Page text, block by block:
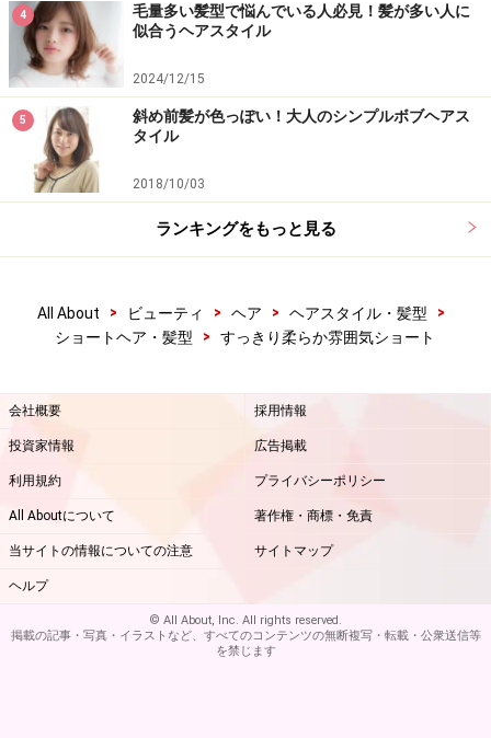
4
毛量多い髪型で悩んでいる人必見！髪が多い人に
似合うヘアスタイル
2024/12/15
5
斜め前髪が色っぽい！大人のシンプルボブヘアス
タイル
2018/10/03
ランキングをもっと見る
All About > ビューティ > ヘア > ヘアスタイル・髪型
>
ショートヘア・髪型
> すっきり柔らか雰囲気ショート
会社概要 採用情報
投資家情報 広告掲載
利用規約 プライバシーポリシー
All Aboutについて 著作権・商標・免責
当サイトの情報についての注意 サイトマップ
ヘルプ
© All About, Inc. All rights reserved.
掲載の記事・写真・イラストなど、すべてのコンテンツの無断複写・転載・公衆送信等
を禁じます